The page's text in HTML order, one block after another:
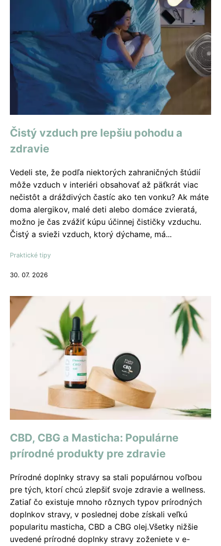
Čistý vzduch pre lepšiu pohodu a
zdravie
Vedeli ste, že podľa niektorých zahraničných štúdií
môže vzduch v interiéri obsahovať až päťkrát viac
nečistôt a dráždivých častíc ako ten vonku? Ak máte
doma alergikov, malé deti alebo domáce zvieratá,
možno je čas zvážiť kúpu účinnej čističky vzduchu.
Čistý a svieži vzduch, ktorý dýchame, má...
Praktické tipy
30. 07. 2026
CBD, CBG a Masticha: Populárne
prírodné produkty pre zdravie
Prírodné doplnky stravy sa stali populárnou voľbou
pre tých, ktorí chcú zlepšiť svoje zdravie a wellness.
Zatiaľ čo existuje mnoho rôznych typov prírodných
doplnkov stravy, v poslednej dobe získali veľkú
popularitu masticha, CBD a CBG olej.Všetky nižšie
uvedené prírodné doplnky stravy zoženiete v e-